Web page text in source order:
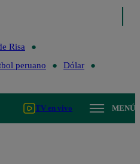
Risa
peruano
Dólar
TV en vivo MENÚ